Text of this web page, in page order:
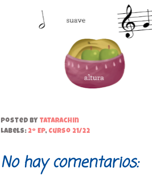
Posted by tatarachin
Labels: 2º EP, Curso 21/22
No hay comentarios: